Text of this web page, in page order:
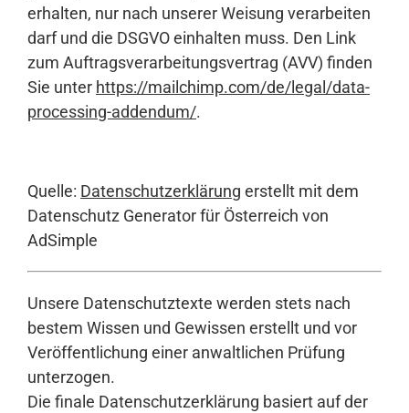
erhalten, nur nach unserer Weisung verarbeiten
darf und die DSGVO einhalten muss. Den Link
zum Auftragsverarbeitungsvertrag (AVV) finden
Sie unter https://mailchimp.com/de/legal/data-
processing-addendum/.
Quelle: Datenschutzerklärung erstellt mit dem
Datenschutz Generator für Österreich von
AdSimple
Unsere Datenschutztexte werden stets nach
bestem Wissen und Gewissen erstellt und vor
Veröffentlichung einer anwaltlichen Prüfung
unterzogen.
Die finale Datenschutzerklärung basiert auf der